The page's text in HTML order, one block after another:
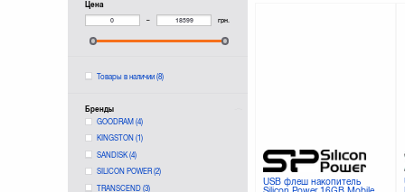
Цена
– грн.
Товары в наличии(8)
Бренды
GOODRAM(4)
KINGSTON(1)
SANDISK(4)
SILICON POWER(2)
TRANSCEND(3)
USB флеш накопитель